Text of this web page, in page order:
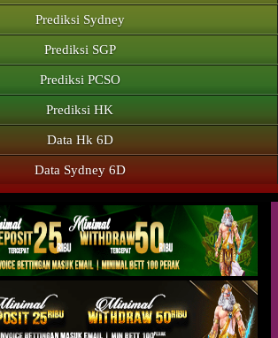
Prediksi Sydney
Prediksi SGP
Prediksi PCSO
Prediksi HK
Data Hk 6D
Data Sydney 6D